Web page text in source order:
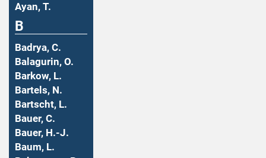
Ayan, T.
B
Badrya, C.
Balagurin, O.
Barkow, L.
Bartels, N.
Bartscht, L.
Bauer, C.
Bauer, H.-J.
Baum, L.